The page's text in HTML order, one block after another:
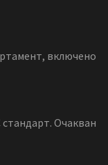
включено
Очакван